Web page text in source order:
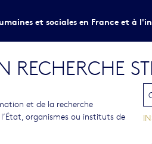
et sociales en France et à
RECHERCHE
et de la recherche
organismes ou instituts de